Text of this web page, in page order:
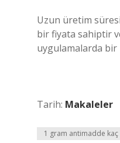
Uzun üretim
bir fiyata sahiptir
uygulamalarda
Tarih: Makaleler
1 gram antimadde kaç